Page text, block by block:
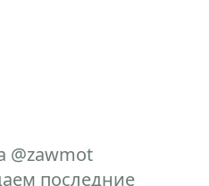
@zawmot
последние